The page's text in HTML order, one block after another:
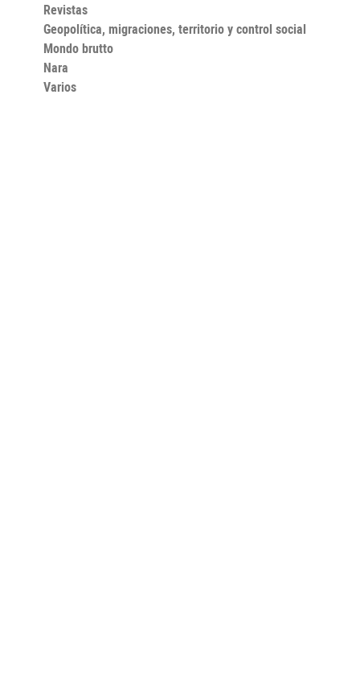
Revistas
Geopolítica, migraciones, territorio y control social
Mondo brutto
Nara
Varios